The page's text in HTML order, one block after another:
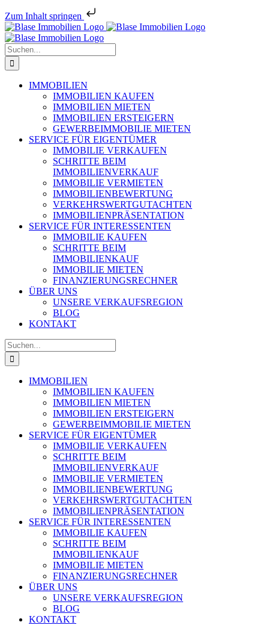
Zum Inhalt springen
Zum
Inhalt
springen
Suche
nach:
IMMOBILIEN
IMMOBILIEN KAUFEN
IMMOBILIEN MIETEN
IMMOBILIEN ERSTEIGERN
GEWERBEIMMOBILIE MIETEN
SERVICE FÜR EIGENTÜMER
IMMOBILIE VERKAUFEN
SCHRITTE BEIM
IMMOBILIENVERKAUF
IMMOBILIE VERMIETEN
IMMOBILIEN­BEWERTUNG
VERKEHRSWERT­GUTACHTEN
IMMOBILIEN­PRÄSENTATION
SERVICE FÜR INTERESSENTEN
IMMOBILIE KAUFEN
SCHRITTE BEIM
IMMOBILIENKAUF
IMMOBILIE MIETEN
FINANZIERUNGSRECHNER
ÜBER UNS
UNSERE VERKAUFSREGION
BLOG
KONTAKT
Suche
nach:
IMMOBILIEN
IMMOBILIEN KAUFEN
IMMOBILIEN MIETEN
IMMOBILIEN ERSTEIGERN
GEWERBEIMMOBILIE MIETEN
SERVICE FÜR EIGENTÜMER
IMMOBILIE VERKAUFEN
SCHRITTE BEIM
IMMOBILIENVERKAUF
IMMOBILIE VERMIETEN
IMMOBILIEN­BEWERTUNG
VERKEHRSWERT­GUTACHTEN
IMMOBILIEN­PRÄSENTATION
SERVICE FÜR INTERESSENTEN
IMMOBILIE KAUFEN
SCHRITTE BEIM
IMMOBILIENKAUF
IMMOBILIE MIETEN
FINANZIERUNGSRECHNER
ÜBER UNS
UNSERE VERKAUFSREGION
BLOG
KONTAKT